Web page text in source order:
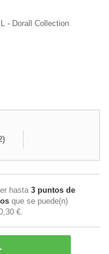
- Dorall Collection
)
hasta 3 puntos de
que se puede(n)
€